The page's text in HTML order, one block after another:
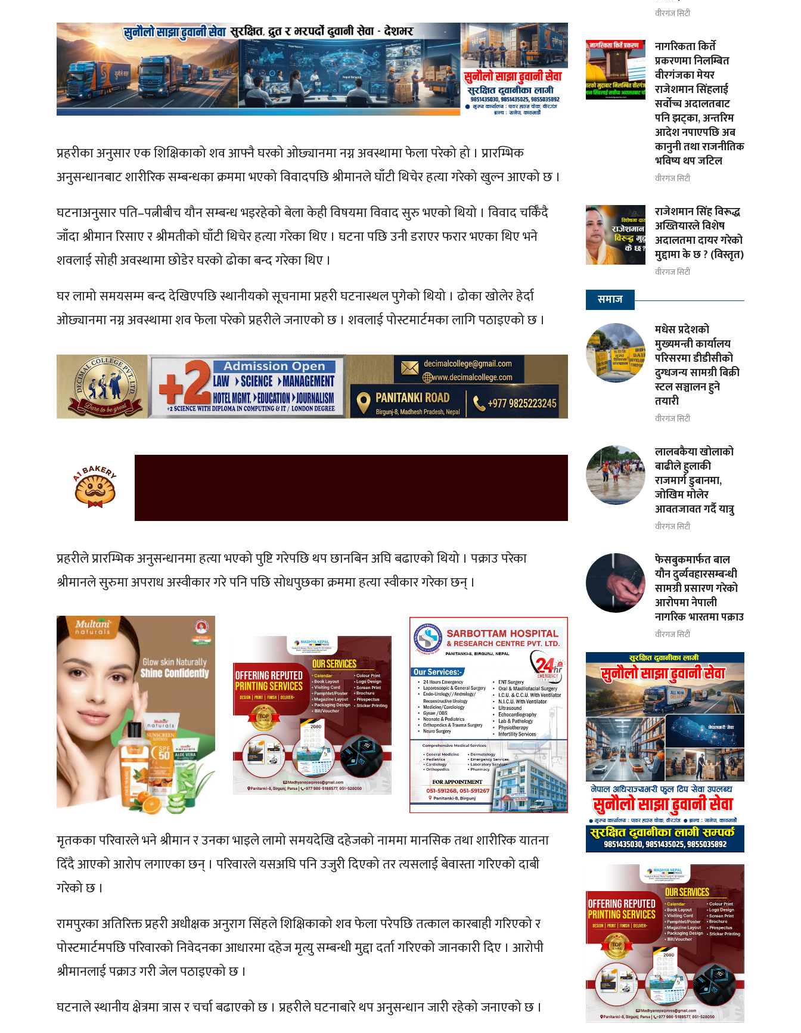
प्रहरीका अनुसार एक शिक्षिकाको शव आफ्नै घरको ओछ्यानमा नग्न अवस्थामा फेला परेको हो । प्रारम्भिक
अनुसन्धानबाट शारीरिक सम्बन्धका क्रममा भएको विवादपछि श्रीमानले घाँटी थिचेर हत्या गरेको खुल्न आएको छ ।
घटनाअनुसार पति–पत्नीबीच यौन सम्बन्ध भइरहेको बेला केही विषयमा विवाद सुरु भएको थियो । विवाद चर्किँदै
जाँदा श्रीमान रिसाए र श्रीमतीको घाँटी थिचेर हत्या गरेका थिए । घटना पछि उनी डराएर फरार भएका थिए भने
शवलाई सोही अवस्थामा छोडेर घरको ढोका बन्द गरेका थिए ।
घर लामो समयसम्म बन्द देखिएपछि स्थानीयको सूचनामा प्रहरी घटनास्थल पुगेको थियो । ढोका खोलेर हेर्दा
ओछ्यानमा नग्न अवस्थामा शव फेला परेको प्रहरीले जनाएको छ । शवलाई पोस्टमार्टमका लागि पठाइएको छ ।
प्रहरीले प्रारम्भिक अनुसन्धानमा हत्या भएको पुष्टि गरेपछि थप छानबिन अघि बढाएको थियो । पक्राउ परेका
श्रीमानले सुरुमा अपराध अस्वीकार गरे पनि पछि सोधपुछका क्रममा हत्या स्वीकार गरेका छन् ।
मृतकका परिवारले भने श्रीमान र उनका भाइले लामो समयदेखि दहेजको नाममा मानसिक तथा शारीरिक यातना
दिँदै आएको आरोप लगाएका छन् । परिवारले यसअघि पनि उजुरी दिएको तर त्यसलाई बेवास्ता गरिएको दाबी
गरेको छ ।
रामपुरका अतिरिक्त प्रहरी अधीक्षक अनुराग सिंहले शिक्षिकाको शव फेला परेपछि तत्काल कारबाही गरिएको र
पोस्टमार्टमपछि परिवारको निवेदनका आधारमा दहेज मृत्यु सम्बन्धी मुद्दा दर्ता गरिएको जानकारी दिए । आरोपी
श्रीमानलाई पक्राउ गरी जेल पठाइएको छ ।
घटनाले स्थानीय क्षेत्रमा त्रास र चर्चा बढाएको छ । प्रहरीले घटनाबारे थप अनुसन्धान जारी रहेको जनाएको छ ।
वीरगंज सिटी
नागरिकता किर्ते
प्रकरणमा निलम्बित
वीरगंजका मेयर
राजेशमान सिंहलाई
सर्वोच्च अदालतबाट
पनि झट्का, अन्तरिम
आदेश नपाएपछि अब
कानुनी तथा राजनीतिक
भविष्य थप जटिल
वीरगंज सिटी
राजेशमान सिंह विरूद्ध
अख्तियारले विशेष
अदालतमा दायर गरेको
मुद्दामा के छ ? (विस्तृत)
वीरगंज सिटी
समाज
मधेस प्रदेशको
मुख्यमन्त्री कार्यालय
परिसरमा डीडीसीको
दुग्धजन्य सामग्री बिक्री
स्टल सञ्चालन हुने
तयारी
वीरगंज सिटी
लालबकैया खोलाको
बाढीले हुलाकी
राजमार्ग डुबानमा,
जोखिम मोलेर
आवतजावत गर्दै यात्रु
वीरगंज सिटी
फेसबुकमार्फत बाल
यौन दुर्व्यवहारसम्बन्धी
सामग्री प्रसारण गरेको
आरोपमा नेपाली
नागरिक भारतमा पक्राउ
वीरगंज सिटी